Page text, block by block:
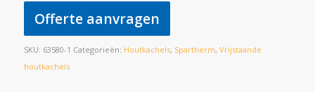
Offerte aanvragen
SKU: 63580-1 Categorieën: Houtkachels, Spartherm, Vrijstaande
houtkachels